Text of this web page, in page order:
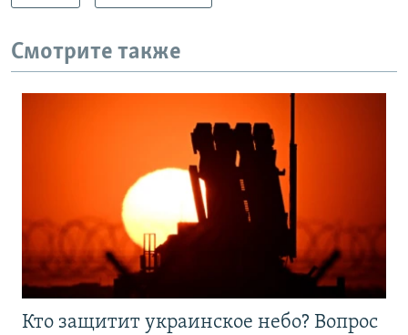
Смотрите также
Кто защитит украинское небо? Вопрос